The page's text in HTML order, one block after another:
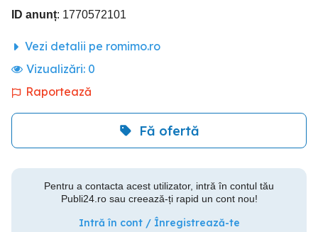
ID anunț: 1770572101
Vezi detalii pe romimo.ro
Vizualizări: 0
Raportează
Fă ofertă
Pentru a contacta acest utilizator, intră în contul tău
Publi24.ro sau creează-ți rapid un cont nou!
Intră în cont / Înregistrează-te